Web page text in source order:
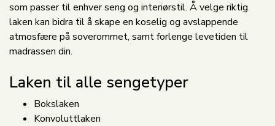
som passer til enhver seng og interiørstil. Å velge riktig
laken kan bidra til å skape en koselig og avslappende
atmosfære på soverommet, samt forlenge levetiden til
madrassen din.
Laken til alle sengetyper
Bokslaken
Konvoluttlaken